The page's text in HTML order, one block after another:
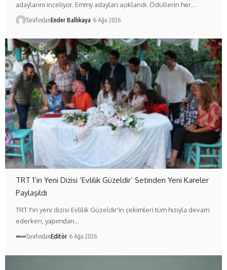
adaylarını inceliyor. Emmy adayları açıklandı. Ödüllerin her…
TarafındanEnder Ballıkaya 6 Ağu 2026
TRT 1’in Yeni Dizisi ‘Evlilik Güzeldir’ Setinden Yeni Kareler
Paylaşıldı
TRT 1'in yeni dizisi Evlilik Güzeldir'in çekimleri tüm hızıyla devam
ederken, yapımdan…
TarafındanEditör 6 Ağu 2026